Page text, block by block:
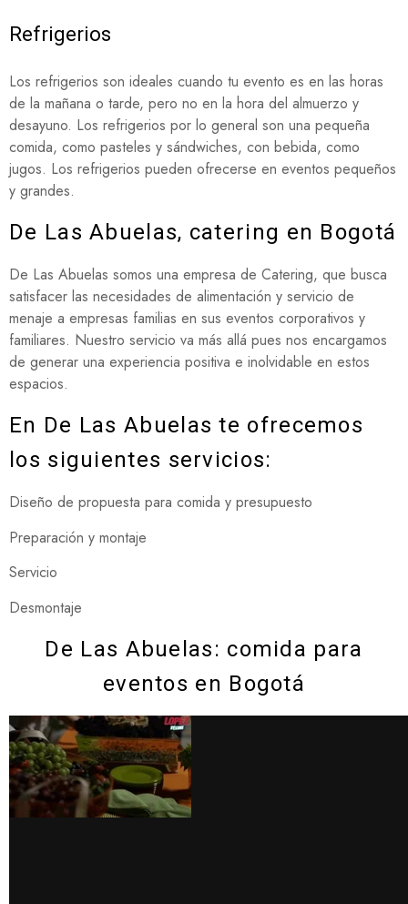
Refrigerios
Los refrigerios son ideales cuando tu evento es en las horas
de la mañana o tarde, pero no en la hora del almuerzo y
desayuno. Los refrigerios por lo general son una pequeña
comida, como pasteles y sándwiches, con bebida, como
jugos. Los refrigerios pueden ofrecerse en eventos pequeños
y grandes.
De Las Abuelas, catering en Bogotá
De Las Abuelas somos una empresa de Catering, que busca
satisfacer las necesidades de alimentación y servicio de
menaje a empresas familias en sus eventos corporativos y
familiares. Nuestro servicio va más allá pues nos encargamos
de generar una experiencia positiva e inolvidable en estos
espacios.
En De Las Abuelas te ofrecemos
los siguientes servicios:
Diseño de propuesta para comida y presupuesto
Preparación y montaje
Servicio
Desmontaje
De Las Abuelas: comida para
eventos en Bogotá